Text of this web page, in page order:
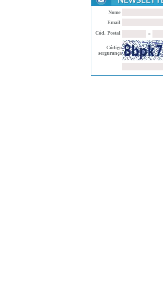
Nome
Email
Cód. Postal
-
Código
sergurança